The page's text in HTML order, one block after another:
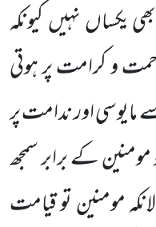
یکساںنہیںکیونکہ
و کرامت پر ہوتی
اور ندامت پر
کے برابر سمجھ
مومنین تو قیامت